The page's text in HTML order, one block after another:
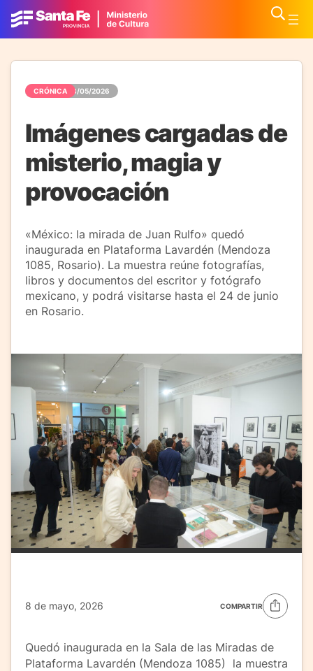
CRÓNICA 08/05/2026
Imágenes cargadas de
misterio, magia y
provocación
«México: la mirada de Juan Rulfo» quedó
inaugurada en Plataforma Lavardén (Mendoza
1085, Rosario). La muestra reúne fotografías,
libros y documentos del escritor y fotógrafo
mexicano, y podrá visitarse hasta el 24 de junio
en Rosario.
8 de mayo, 2026 COMPARTIR
Quedó inaugurada en la Sala de las Miradas de
Plataforma Lavardén (Mendoza 1085) la muestra